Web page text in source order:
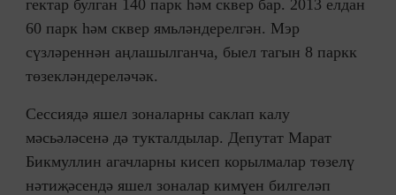
гектар булган 140 парк һәм сквер бар. 2013 елдан
60 парк һәм сквер ямьләндерелгән. Мэр
сүзләреннән аңлашылганча, быел тагын 8 паркк
төзекләндереләчәк.
Сессиядә яшел зоналарны саклап калу
мәсьәләсенә дә тукталдылар. Депутат Марат
Бикмуллин агачларны кисеп корылмалар төзелү
нәтиҗәсендә яшел зоналар кимүен билгеләп